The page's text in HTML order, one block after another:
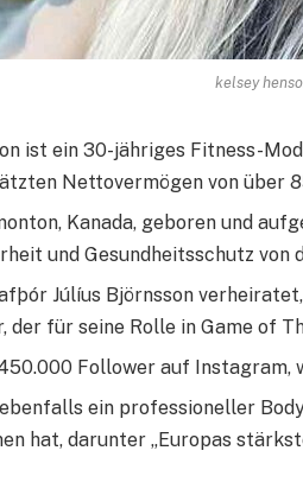
kelsey
ist ein 30-jähriges Fitness-
Nettovermögen von über
Kanada, geboren und
und Gesundheitsschutz von
Júlíus Björnsson
der für seine Rolle in Game of
Follower auf Instagram,
ebenfalls ein professioneller
hat, darunter „Europas